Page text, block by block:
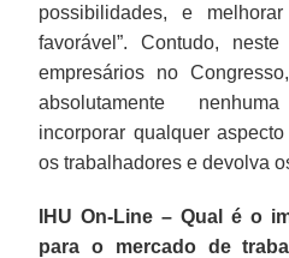
possibilidades, e
favorável”. Contudo,
empresários no Congresso,
absolutamente
incorporar qualquer
os trabalhadores e devolva
IHU On-Line – Qual é o
para o mercado de